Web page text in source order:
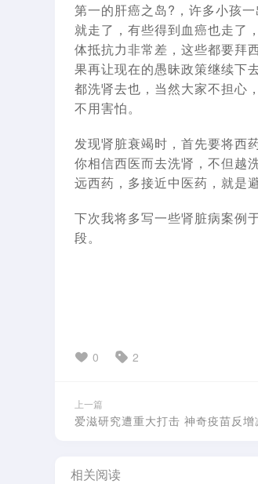
第一的肝癌之岛?，许多小孩
就走了，有些得到血癌也走了
体抵抗力非常差，这些都要拜
果再让现在的愚昧政策继续下
都洗肾去也，当然大家不担心
不用害怕。
发现肾脏衰竭时，首先要将西
你相信西医而去洗肾，不但越
远西药，多接近中医药，就是
下次我将多写一些肾脏病案例
段。
0 2
上一篇
爱滋研究遭重大打击 神奇疫苗反增
相关阅读